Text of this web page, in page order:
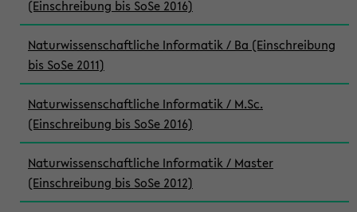
(Einschreibung bis SoSe 2016)
Naturwissenschaftliche Informatik / Ba (Einschreibung
bis SoSe 2011)
Naturwissenschaftliche Informatik / M.Sc.
(Einschreibung bis SoSe 2016)
Naturwissenschaftliche Informatik / Master
(Einschreibung bis SoSe 2012)